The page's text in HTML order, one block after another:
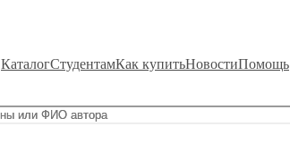
КаталогСтудентамКак купитьНовостиПомощь